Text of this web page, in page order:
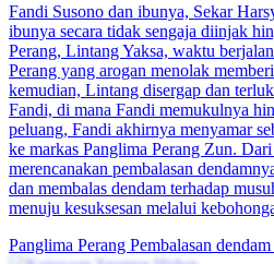
Fandi Susono dan ibunya, Sekar
ibunya secara tidak sengaja diinjak
Perang, Lintang Yaksa, waktu
Perang yang arogan menolak
kemudian, Lintang disergap dan
Fandi, di mana Fandi memukulnya
peluang, Fandi akhirnya menyamar
ke markas Panglima Perang Zun.
merencanakan pembalasan
dan membalas dendam terhadap
menuju kesuksesan melalui
Panglima Perang Pembalasan dendam